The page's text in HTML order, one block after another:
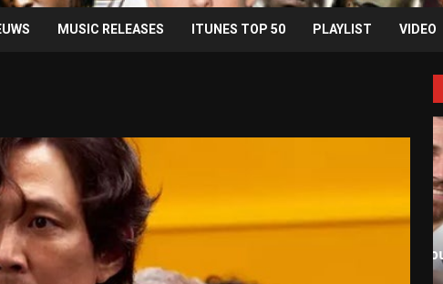
MUSIC RELEASES ITUNES TOP 50 PLAYLIST VIDEO
Taylor Swift officieel getrouwd met Travis
Kelce